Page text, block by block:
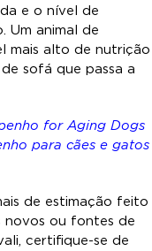
e o nível de
Um animal de
mais alto de nutrição
sofá que passa a
for Aging Dogs
para cães e gatos
de estimação feito
novos ou fontes de
certifique-se de